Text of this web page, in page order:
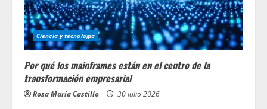
Ciencia y tecnologia
Por qué los mainframes están en el centro de la
transformación empresarial
Rosa María Castillo 30 julio 2026